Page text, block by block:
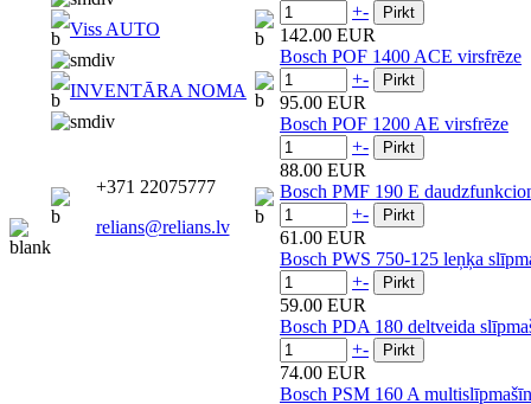
Viss AUTO
INVENTĀRA NOMA
+371 22075777
relians@relians.lv
+-
142.00 EUR
Bosch POF 1400 ACE virsfrēze
+-
95.00 EUR
Bosch POF 1200 AE virsfrēze
+-
88.00 EUR
Bosch PMF 190 E
+-
61.00 EUR
Bosch PWS 750-125 leņķa
+-
59.00 EUR
Bosch PDA 180 deltveida
+-
74.00 EUR
Bosch PSM 160 A